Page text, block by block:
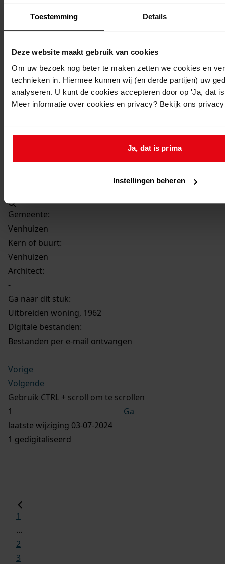
Toestemming Details
Deze website maakt gebruik van cookies
Om uw bezoek nog beter te maken zetten we cookies en
technieken in. Hiermee kunnen wij (en derde partijen) uw
analyseren. U kunt de cookies accepteren door op 'Ja, dat
Meer informatie over cookies en privacy? Bekijk ons
Ja, dat is prima
Instellingen beheren
Uitbreiden woning
28-05-1962
Adres:
Venhuizen, De Buurt 110
Perceel:
Gemeente:
Venhuizen
Kern of buurt:
Venhuizen
Architect:
-
Ga naar dit stuk:
Uitbreiden woning, 1962
Digitale bestanden:
Bestanden per e-mail ontvangen
Vorige
Volgende
Gebruik CTRL + scroll om te scrollen
Ga
laatste wijziging 03-07-2024
1 gedigitaliseerd
1
...
2
3